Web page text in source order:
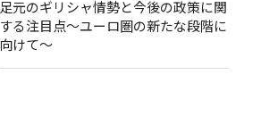
足元のギリシャ情勢と今後の政策に関
する注目点～ユーロ圏の新たな段階に
向けて～